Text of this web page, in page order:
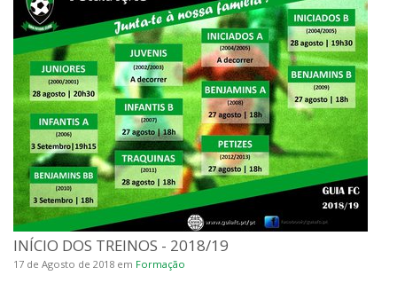
INÍCIO DOS TREINOS - 2018/19
17 de Agosto de 2018 em Formação